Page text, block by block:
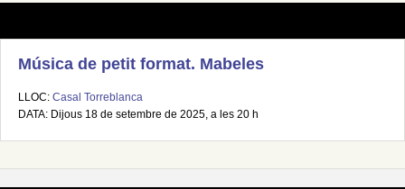
Música de petit format. Mabeles
LLOC: Casal Torreblanca
DATA: Dijous 18 de setembre de 2025, a les 20 h